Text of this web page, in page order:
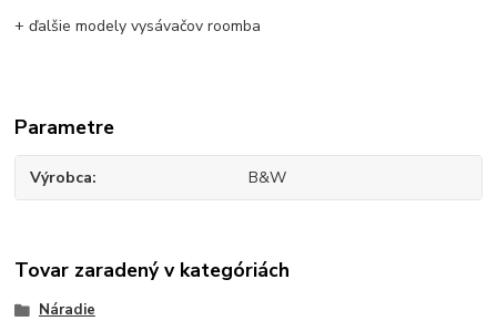
+ ďalšie modely vysávačov roomba
Parametre
Výrobca B&W
Tovar zaradený v kategóriách
Náradie